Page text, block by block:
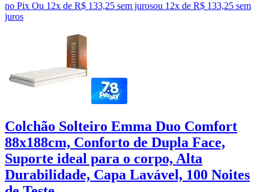
no Pix Ou 12x de R$ 133,25 sem jurosou 12x de R$ 133,25 sem
juros
Colchão Solteiro Emma Duo Comfort
88x188cm, Conforto de Dupla Face,
Suporte ideal para o corpo, Alta
Durabilidade, Capa Lavável, 100 Noites